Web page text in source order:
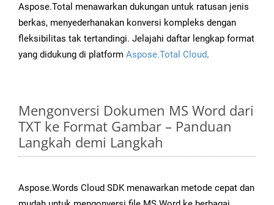
Aspose.Total menawarkan dukungan untuk ratusan jenis
berkas, menyederhanakan konversi kompleks dengan
fleksibilitas tak tertandingi. Jelajahi daftar lengkap format
yang didukung di platform Aspose.Total Cloud.
Mengonversi Dokumen MS Word dari
TXT ke Format Gambar – Panduan
Langkah demi Langkah
Aspose.Words Cloud SDK menawarkan metode cepat dan